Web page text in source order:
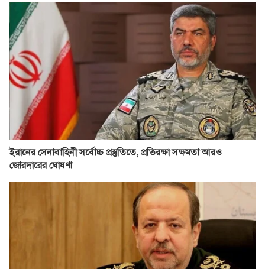
ইরানের সেনাবাহিনী সর্বোচ্চ প্রস্তুতিতে, প্রতিরক্ষা সক্ষমতা আরও
জোরদারের ঘোষণা